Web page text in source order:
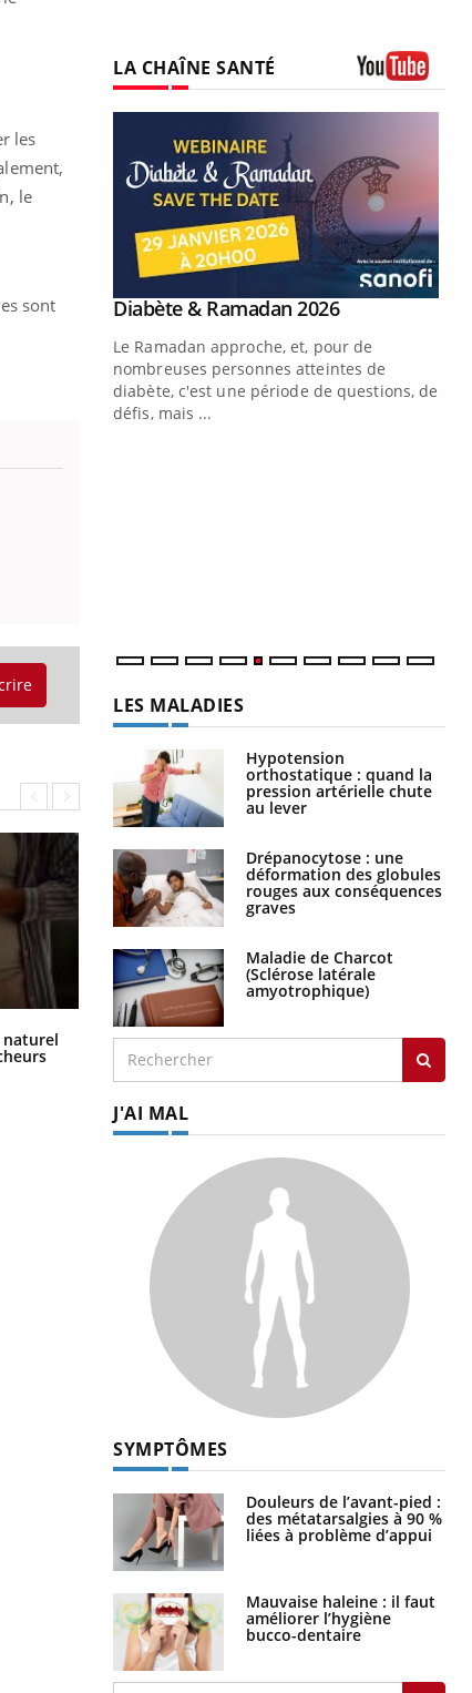
les
le
sont
naturel Comment oublier les écrans en
vacances ?
LA CHAÎNE SANTÉ
: se Youtube
Diabète & Ramadan 2026Youtube
Le Ramadan approche, et, pour de
nombreuses personnes atteintes de
diabète, c'est une période de questions, de
défis, mais ...
LES MALADIES
Hypotension
orthostatique : quand la
pression artérielle chute
au lever
Drépanocytose : une
déformation des globules
rouges aux conséquences
graves
Maladie de Charcot
(Sclérose latérale
amyotrophique)
J'AI MAL
SYMPTÔMES
Douleurs de l’avant-pied :
des métatarsalgies à 90 %
liées à problème d’appui
Mauvaise haleine : il faut
améliorer l’hygiène
bucco-dentaire